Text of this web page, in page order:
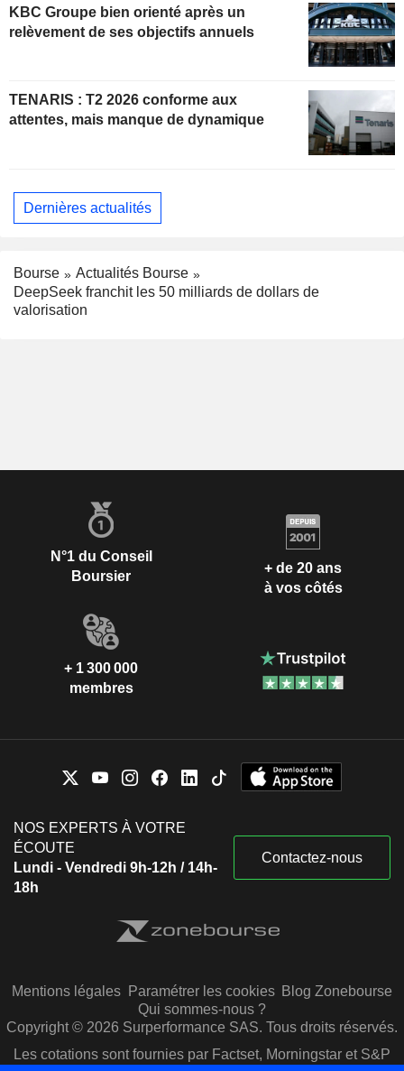
KBC Groupe bien orienté après un
relèvement de ses objectifs annuels
TENARIS : T2 2026 conforme aux
attentes, mais manque de dynamique
Dernières actualités
Bourse
Actualités Bourse
DeepSeek franchit les 50 milliards de dollars de
valorisation
N°1 du Conseil
Boursier
+ de 20 ans
à vos côtés
+ 1 300 000
membres
NOS EXPERTS À VOTRE
ÉCOUTE
Lundi - Vendredi 9h-12h / 14h-
18h
Contactez-nous
Mentions légales Paramétrer les cookies Blog Zonebourse
Qui sommes-nous ?
Copyright © 2026 Surperformance SAS. Tous droits réservés.
Les cotations sont fournies par Factset, Morningstar et S&P